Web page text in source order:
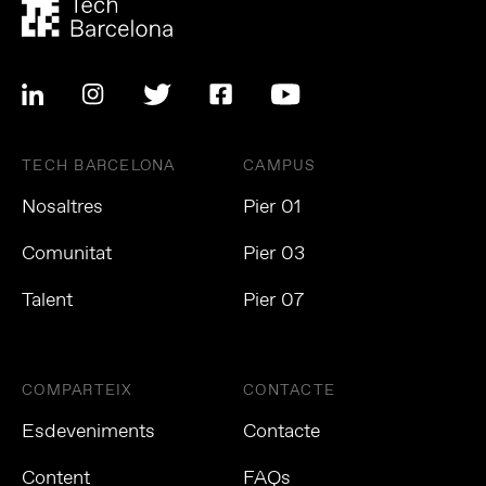
TECH BARCELONA
Nosaltres
Comunitat
Talent
CAMPUS
Pier 01
Pier 03
Pier 07
COMPARTEIX
Esdeveniments
Content
CONTACTE
Contacte
FAQs